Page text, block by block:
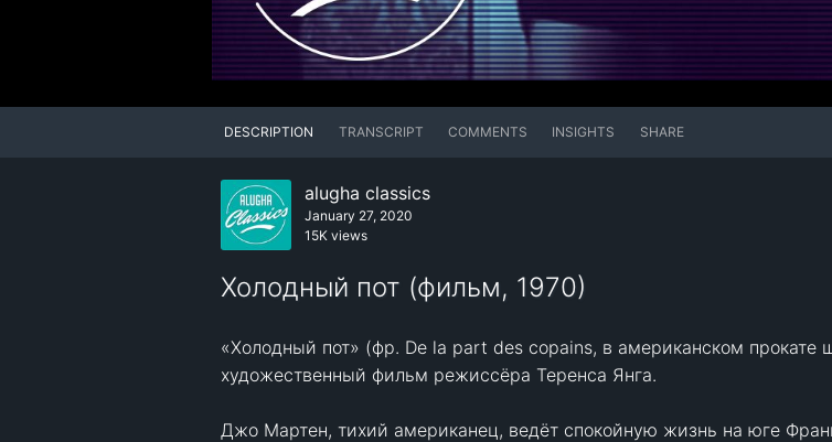
DESCRIPTION TRANSCRIPT COMMENTS INSIGHTS SHARE
alugha classics
January 27, 2020
15K views
Холодный пот (фильм, 1970)
«Холодный пот» (фр. De la part des copains, в американском
художественный фильм режиссёра Теренса Янга.
Джо Мартен, тихий американец, ведёт спокойную жизнь на юге